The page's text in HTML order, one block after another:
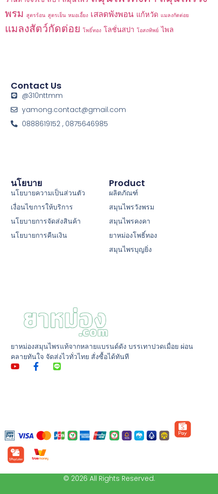
พรม สูตรร้อน สูตรเย็น หมอเอี้ยง เสลดพังพอน แก้หวัด แมลงกัดต่อย
แมลงสัตว์กัดต่อย โพธิ์ทอง โลชั่นสปา โอสถทิพย์ ไพล
ยาหม่องสมุนไพรแท้จากหลายแบรนด์ดัง บรรเทาปวดเมื่อย ผ่อน
คลายทันใจ จัดส่งไวทั่วไทย สั่งซื้อได้ทันที
Product
ผลิตภัณฑ์
สมุนไพรวังพรม
สมุนไพรคงคา
ยาหม่องโพธิ์ทอง
สมุนไพรบุญยิ่ง
นโยบาย
นโยบายความเป็นส่วนตัว
เงื่อนไขการให้บริการ
นโยบายการจัดส่งสินค้า
นโยบายการคืนเงิน
Contact Us
@310nttmm
yamong.contact@gmail.com
0888619152 , 0875646985
© 2026 All Rights Reserved.